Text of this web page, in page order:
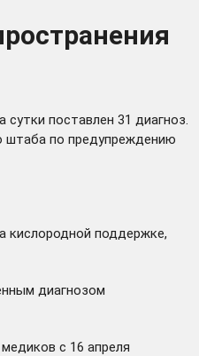
поставлен 31 диагноз.
штаба по предупреждению
кислородной поддержке,
диагнозом
с 16 апреля